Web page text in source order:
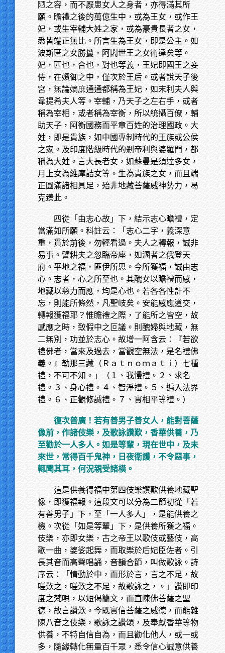
陋之容，而不厭患女人之身者，亦得滿其所
願。瞻禮之後的萬億生中，或為王女，或作王
妃，或生宰輔大姓之家，或為豪貴長者之女，
悉皆端正無比。所言生為王女，即是公主。如
波斯匿之女勝鬘，阿闍世王之女術達矣等。
妃，匹也，合也，對也等義，王妃即國王之妾
侍，在嬪御之中，僅次於王后。或者說天子後
宮，無論嫡庶通通都稱為王妃，如末利夫人與
韋提希夫人等。宰輔，乃天子之左右手，或者
稱為宰相，或者稱為宰衡，所以統攝百僚，輔
助天子，阿衡國務而平章百姓的治理國政。大
姓，即是貴族，如中國專制時代的王族或公侯
之家。及印度階級時代的剎帝利與婆羅門，都
稱為大姓。言大長者女，如蘇曼是須達多女，
月上女為維摩詰女等。生為貴族之女，而且端
正圓滿諸相具足，殆非地藏菩薩威神勢力，曷
克臻此。
四從「由志心故」下，結示志心瞻禮，定
當滿如所願。科註云：「志心二字，義深意
重，貫於前後，勿輕看過。夫人之轉報，誠非
易事。譬耕夫之忽臨帝座，如溷者之俄登天
府。平地之福，匪伊所思。今所獲福，誠由志
心。志者，心之所至也。其醜女以瞻禮而感，
地藏以慈力而應，均是心也。若各各性計不
忘，則能所條然，凡聖岐矣。安能感應道交，
轉報獲福耶？惟瞻禮之際，了能所之皆空，故
感應之時，致假中之叵議。則醜婦與地藏，無
二無別，功並於志心。故增一阿含云：『若欲
禮佛者，當來及過去，當觀空無法，是名禮佛
義。』勒那三藏（Ｒａｔｎｏｍａｔｉ）七種
禮，不可不知。」（１、我慢禮。２、求名
禮。３、身心禮。４、智淨禮。５、遍入法界
禮。６、正觀修誠禮。７、實相平等禮。）
復次普廣！若有善男子善女人，能對菩薩
像前，作諸伎樂，及歌詠讚歎，香華供養，乃
至勸於一人多人。如是等輩，現在世中，及未
來世，常得百千鬼神，日夜衛護，不令惡事，
輒聞其耳，何況親受諸橫。
這是供養得福中第四伎樂讚歎供養地藏聖
像，即獲福報。這段文可以分為二節初從「若
有善男子」下，至「一人多人」，是能供養之
機。次從「如是等輩」下，是供養所獲之福。
伎樂，亦即女樂，古之帝王以歌伎或藝伎，高
歌一曲，婆娑起舞，而取樂於后妃臣佐者。引
長其音而高聲唱誦，音韻合節，叫做歌詠。詩
序云：「情動於中，而形於言，言之不足，故
嗟歎之，嗟歎之不足，故歌詠之，。」讚即印
度之梵唄，以短偈簡文，而直陳佛菩薩之聖
德，故言讚歎。今既實信菩薩之威德，而能雜
陳八音之伎樂，歌詠之讚頌，及奉獻香華等物
供養，不特自信自為，而且勸化他人，或一或
多，隨緣轉化無量百千眾，悉令信心誠意供養